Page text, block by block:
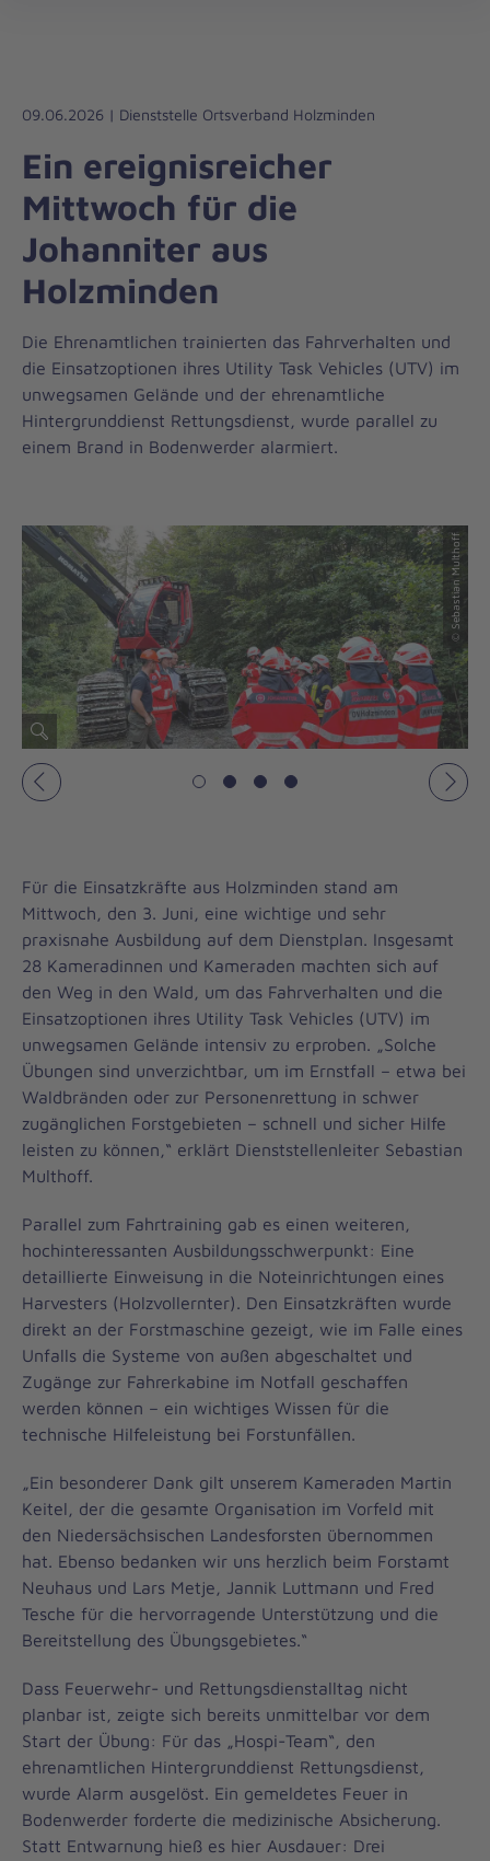
09.06.2026 | Dienststelle Ortsverband Holzminden
Ein ereignisreicher
Mittwoch für die
Johanniter aus
Holzminden
Die Ehrenamtlichen trainierten das Fahrverhalten und
die Einsatzoptionen ihres Utility Task Vehicles (UTV) im
unwegsamen Gelände und der ehrenamtliche
Hintergrunddienst Rettungsdienst, wurde parallel zu
einem Brand in Bodenwerder alarmiert.
© Sebastian Multhoff
Vorheriges
Für die Einsatzkräfte aus Holzminden stand am
Mittwoch, den 3. Juni, eine wichtige und sehr
praxisnahe Ausbildung auf dem Dienstplan. Insgesamt
28 Kameradinnen und Kameraden machten sich auf
den Weg in den Wald, um das Fahrverhalten und die
Einsatzoptionen ihres Utility Task Vehicles (UTV) im
unwegsamen Gelände intensiv zu erproben. „Solche
Übungen sind unverzichtbar, um im Ernstfall – etwa bei
Waldbränden oder zur Personenrettung in schwer
zugänglichen Forstgebieten – schnell und sicher Hilfe
leisten zu können,“ erklärt Dienststellenleiter Sebastian
Multhoff.
Parallel zum Fahrtraining gab es einen weiteren,
hochinteressanten Ausbildungsschwerpunkt: Eine
detaillierte Einweisung in die Noteinrichtungen eines
Harvesters (Holzvollernter). Den Einsatzkräften wurde
direkt an der Forstmaschine gezeigt, wie im Falle eines
Unfalls die Systeme von außen abgeschaltet und
Zugänge zur Fahrerkabine im Notfall geschaffen
werden können – ein wichtiges Wissen für die
technische Hilfeleistung bei Forstunfällen.
„Ein besonderer Dank gilt unserem Kameraden Martin
Keitel, der die gesamte Organisation im Vorfeld mit
den Niedersächsischen Landesforsten übernommen
hat. Ebenso bedanken wir uns herzlich beim Forstamt
Neuhaus und Lars Metje, Jannik Luttmann und Fred
Tesche für die hervorragende Unterstützung und die
Bereitstellung des Übungsgebietes.“
Dass Feuerwehr- und Rettungsdienstalltag nicht
planbar ist, zeigte sich bereits unmittelbar vor dem
Start der Übung: Für das „Hospi-Team“, den
ehrenamtlichen Hintergrunddienst Rettungsdienst,
wurde Alarm ausgelöst. Ein gemeldetes Feuer in
Bodenwerder forderte die medizinische Absicherung.
Statt Entwarnung hieß es hier Ausdauer: Drei